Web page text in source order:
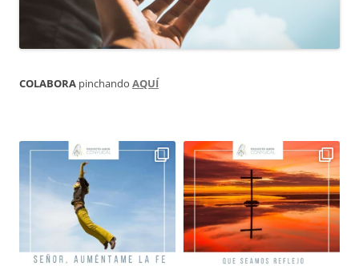
COLABORA pinchando AQUÍ